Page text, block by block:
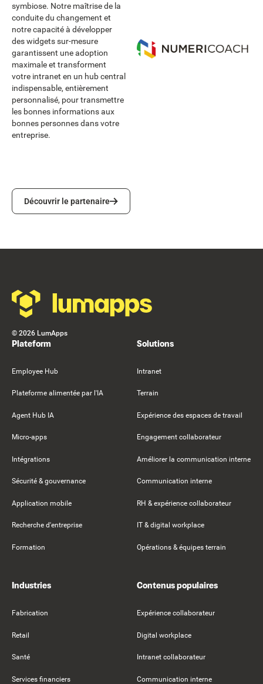
symbiose. Notre maîtrise de la
conduite du changement et
notre capacité à développer
des widgets sur-mesure
garantissent une adoption
maximale et transforment
votre intranet en un hub central
indispensable, entièrement
personnalisé, pour transmettre
les bonnes informations aux
bonnes personnes dans votre
entreprise.
Découvrir le partenaire
Découvrir le partenaire
© 2026 LumApps
Plateform
Employee Hub
Plateforme alimentée par l'IA
Agent Hub IA
Micro-apps
Intégrations
Sécurité & gouvernance
Application mobile
Recherche d'entreprise
Formation
Solutions
Intranet
Terrain
Expérience des espaces de travail
Engagement collaborateur
Améliorer la communication interne
Communication interne
RH & expérience collaborateur
IT & digital workplace
Opérations & équipes terrain
Industries
Fabrication
Retail
Santé
Services financiers
Contenus populaires
Expérience collaborateur
Digital workplace
Intranet collaborateur
Communication interne